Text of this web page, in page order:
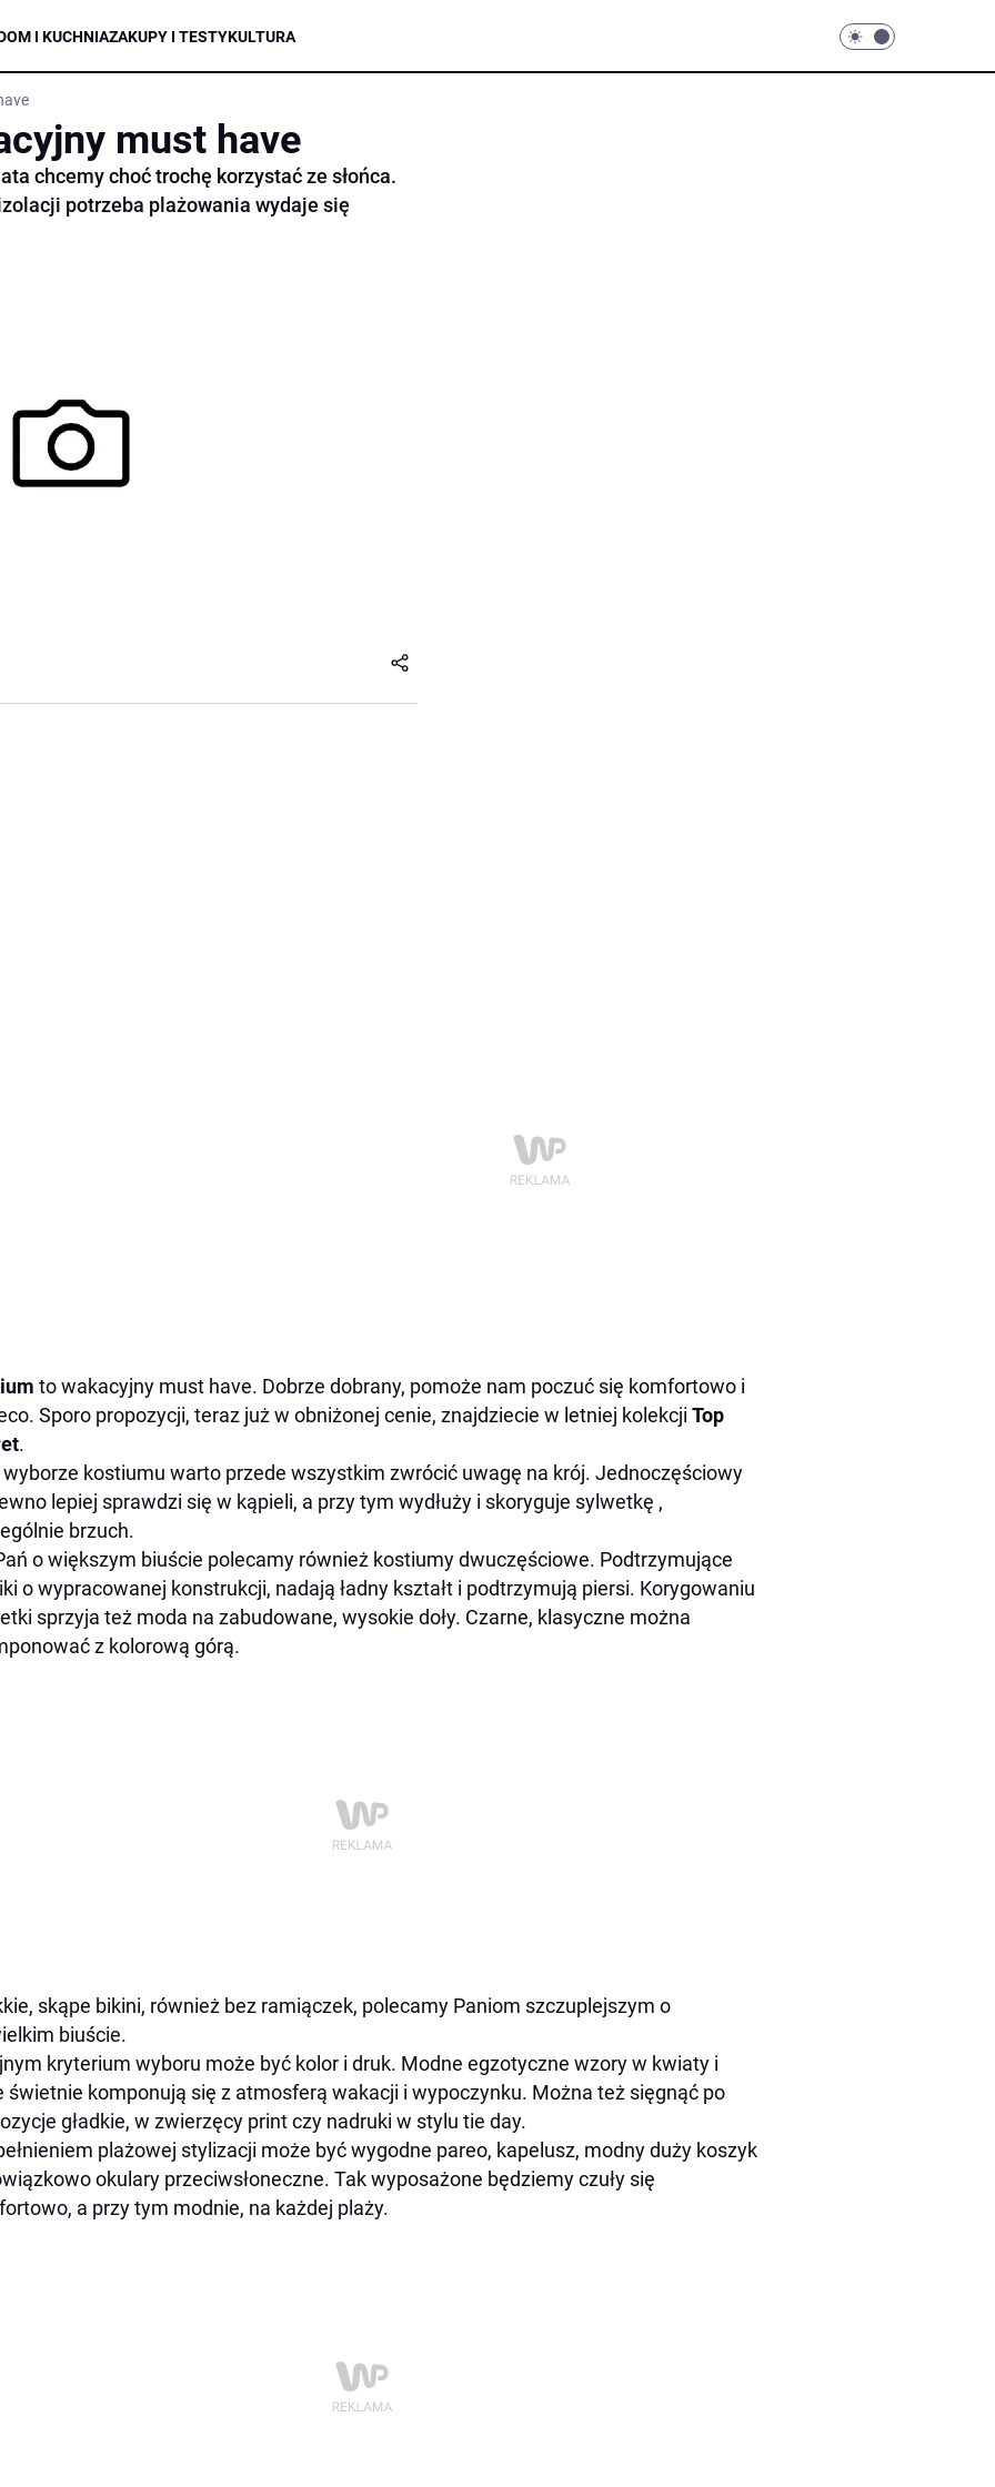
I KUCHNIAZAKUPY I TESTYKULTURA
must have
chcemy choć trochę korzystać ze słońca.
potrzeba plażowania wydaje się
to wakacyjny must have. Dobrze dobrany, pomoże nam poczuć się komfortowo i
Sporo propozycji, teraz już w obniżonej cenie, znajdziecie w letniej kolekcji Top
.
wyborze kostiumu warto przede wszystkim zwrócić uwagę na krój. Jednoczęściowy
lepiej sprawdzi się w kąpieli, a przy tym wydłuży i skoryguje sylwetkę ,
brzuch.
o większym biuście polecamy również kostiumy dwuczęściowe. Podtrzymujące
o wypracowanej konstrukcji, nadają ładny kształt i podtrzymują piersi. Korygowaniu
sprzyja też moda na zabudowane, wysokie doły. Czarne, klasyczne można
z kolorową górą.
skąpe bikini, również bez ramiączek, polecamy Paniom szczuplejszym o
biuście.
kryterium wyboru może być kolor i druk. Modne egzotyczne wzory w kwiaty i
świetnie komponują się z atmosferą wakacji i wypoczynku. Można też sięgnąć po
gładkie, w zwierzęcy print czy nadruki w stylu tie day.
plażowej stylizacji może być wygodne pareo, kapelusz, modny duży koszyk
okulary przeciwsłoneczne. Tak wyposażone będziemy czuły się
a przy tym modnie, na każdej plaży.